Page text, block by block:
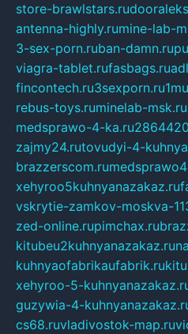
store-brawlstars.ru
antenna-highly.rumine-lab-
3-sex-porn.ruban-damn.ru
viagra-tablet.rufasbags.ru
fincontech.ru3sexporn.ru
rebus-toys.ruminelab-msk.ru
medsprawo-4-ka.ru
zajmy24.rutovudyi-4-
brazzerscom.ru
xehyroo5kuhnyanazakaz.ru
vskrytie-zamkov-moskva-
zed-online.rupimchax.ru
kitubeu2kuhnyanazakaz.ru
kuhnyaofabrikaufabrik.ru
xehyroo-5-
guzywia-4-
cs68.ruvladivostok-map.ru